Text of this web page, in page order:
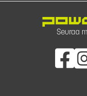
Seuraa